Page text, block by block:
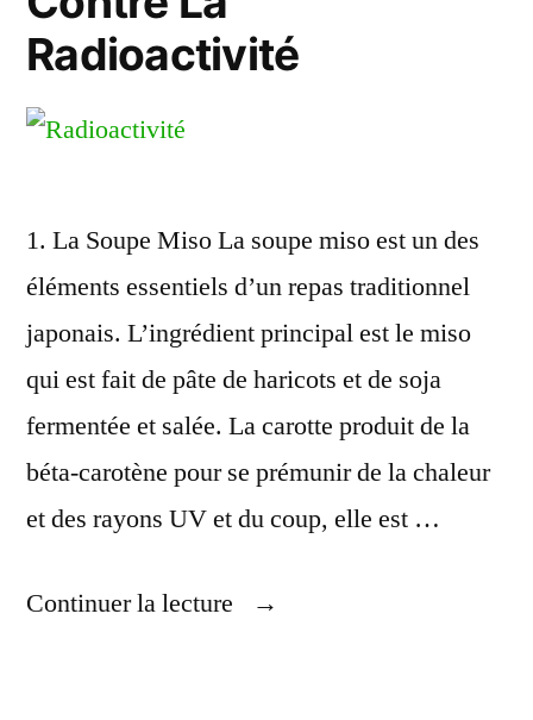
Radioactivité
1. La Soupe Miso La soupe miso est un des
éléments essentiels d’un repas traditionnel
japonais. L’ingrédient principal est le miso
qui est fait de pâte de haricots et de soja
fermentée et salée. La carotte produit de la
béta-carotène pour se prémunir de la chaleur
et des rayons UV et du coup, elle est …
Continuer la lecture
« Astuces